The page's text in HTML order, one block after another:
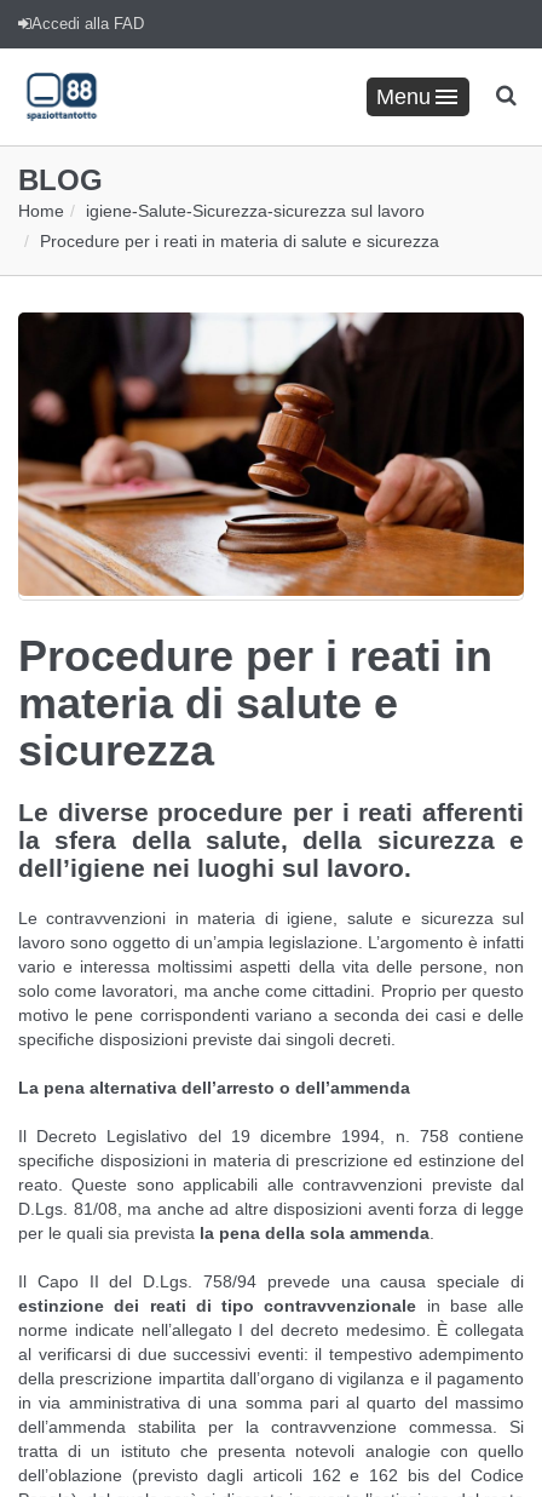
Accedi alla FAD
Menu
BLOG
Home igiene-Salute-Sicurezza-sicurezza sul lavoro
Procedure per i reati in materia di salute e sicurezza
Procedure per i reati in
materia di salute e
sicurezza
Le diverse procedure per i reati afferenti
la sfera della salute, della sicurezza e
dell’igiene nei luoghi sul lavoro.
Le contravvenzioni in materia di igiene, salute e sicurezza sul
lavoro sono oggetto di un’ampia legislazione. L’argomento è infatti
vario e interessa moltissimi aspetti della vita delle persone, non
solo come lavoratori, ma anche come cittadini. Proprio per questo
motivo le pene corrispondenti variano a seconda dei casi e delle
specifiche disposizioni previste dai singoli decreti.
La pena alternativa dell’arresto o dell’ammenda
Il Decreto Legislativo del 19 dicembre 1994, n. 758 contiene
specifiche disposizioni in materia di prescrizione ed estinzione del
reato. Queste sono applicabili alle contravvenzioni previste dal
D.Lgs. 81/08, ma anche ad altre disposizioni aventi forza di legge
per le quali sia prevista la pena della sola ammenda
Il Capo II del D.Lgs. 758/94 prevede una causa speciale di
estinzione dei reati di tipo contravvenzionale in base alle
norme indicate nell’allegato I del decreto medesimo. È collegata
al verificarsi di due successivi eventi: il tempestivo adempimento
della prescrizione impartita dall’organo di vigilanza e il pagamento
in via amministrativa di una somma pari al quarto del massimo
dell’ammenda stabilita per la contravvenzione commessa. Si
tratta di un istituto che presenta notevoli analogie con quello
dell’oblazione (previsto dagli articoli 162 e 162 bis del Codice